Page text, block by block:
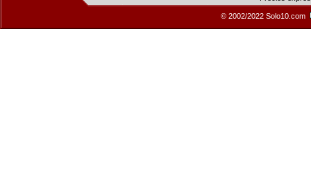
© 2002/2022 Solo10.com